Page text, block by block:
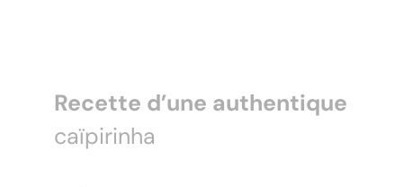
Recette d’une authentique
caïpirinha